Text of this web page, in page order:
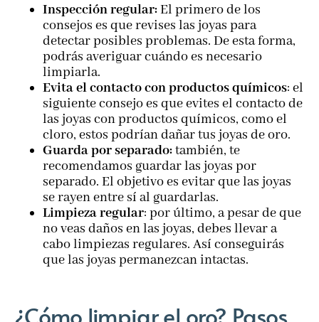
Inspección regular:El primero de los
consejos es que revises las joyas para
detectar posibles problemas. De esta forma,
podrás averiguar cuándo es necesario
limpiarla.
Evita el contacto con productos químicos: el
siguiente consejo es que evites el contacto de
las joyas con productos químicos, como el
cloro, estos podrían dañar tus joyas de oro.
Guarda por separado:también, te
recomendamos guardar las joyas por
separado. El objetivo es evitar que las joyas
se rayen entre sí al guardarlas.
Limpieza regular: por último, a pesar de que
no veas daños en las joyas, debes llevar a
cabo limpiezas regulares. Así conseguirás
que las joyas permanezcan intactas.
¿Cómo limpiar el oro? Pasos